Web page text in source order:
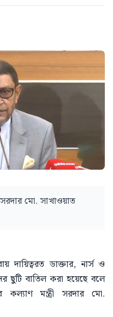
সরদার মো. সাখাওয়াত
দায়িত্বরত ডাক্তার, নার্স ও
ছুটি বাতিল করা হয়েছে বলে
কল্যাণ মন্ত্রী সরদার মো.